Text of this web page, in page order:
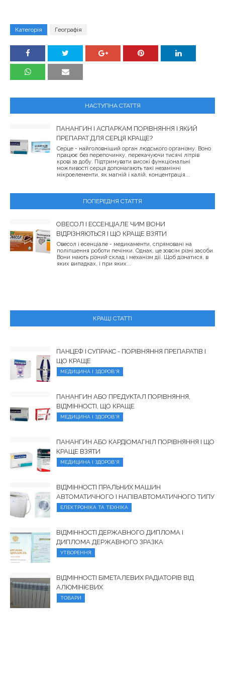
Категорія Географія
НАСТУПНА СТАТТЯ
ПАНАНГИН І АСПАРКАМ ПОРІВНЯННЯ І ЯКИЙ
ПРЕПАРАТ ДЛЯ СЕРЦЯ КРАЩЕ?
Серце - найголовніший орган людського організму. Воно
працює без перепочинку, перекачуючи тисячі літрів
крові за добу. Підтримувати високі функціональні
можливості серця допомагають такі незамінні
мікроелементи, як магній і калій, концентрація...
ПОПЕРЕДНЯ СТАТТЯ
ОВЕСОЛ І ЕССЕНЦІАЛЕ ЧИМ ВОНИ
ВІДРІЗНЯЮТЬСЯ І ЩО КРАЩЕ ВЗЯТИ
Овесол і есенціале - медикаменти, спрямовані на
поліпшення роботи печінки. Однак, це зовсім різні засоби.
Вони мають різний склад і механізм дії. Щоб дізнатися, в
яких випадках, і при яких...
КРАЩІ СТАТТІ
ПАНЦЕФ І СУПРАКС - ПОРІВНЯННЯ ПРЕПАРАТІВ І
ЩО КРАЩЕ
МЕДИЦИНА І ЗДОРОВ'Я
ПАНАНГИН АБО ПРЕДУКТАЛ ПОРІВНЯННЯ,
ВІДМІННОСТІ, ЩО КРАЩЕ
МЕДИЦИНА І ЗДОРОВ'Я
ПАНАНГИН АБО КАРДІОМАГНІЛ ПОРІВНЯННЯ І ЩО
КРАЩЕ ВЗЯТИ
МЕДИЦИНА І ЗДОРОВ'Я
ВІДМІННОСТІ ПРАЛЬНИХ МАШИН
АВТОМАТИЧНОГО І НАПІВАВТОМАТИЧНОГО ТИПУ
ЕЛЕКТРОНІКА ТА ТЕХНІКА
ВІДМІННОСТІ ДЕРЖАВНОГО ДИПЛОМА І
ДИПЛОМА ДЕРЖАВНОГО ЗРАЗКА
УТВОРЕННЯ
ВІДМІННОСТІ БІМЕТАЛЕВИХ РАДІАТОРІВ ВІД
АЛЮМІНІЄВИХ
ТОВАРИ